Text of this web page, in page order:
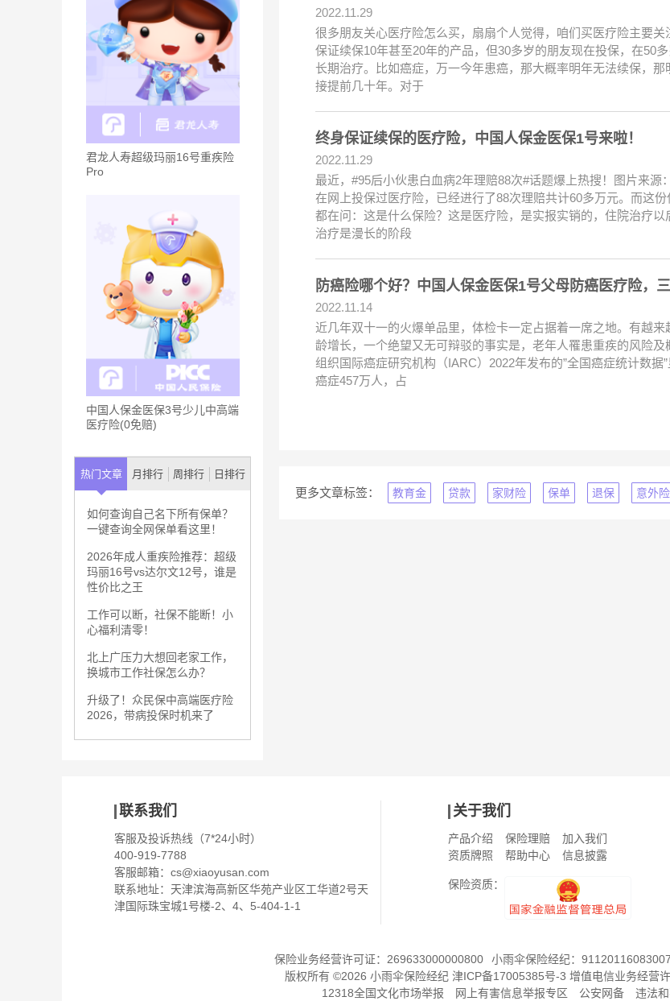
君龙人寿超级玛丽16号重疾险
Pro
中国人保金医保3号少儿中高端
医疗险(0免赔)
热门文章 月排行 周排行 日排行
如何查询自己名下所有保单？
一键查询全网保单看这里！
2026年成人重疾险推荐：超级
玛丽16号vs达尔文12号，谁是
性价比之王
工作可以断，社保不能断！小
心福利清零！
北上广压力大想回老家工作，
换城市工作社保怎么办？
升级了！众民保中高端医疗险
2026，带病投保时机来了
2022.11.29
很多朋友关心医疗险怎么买，扇扇个人觉得，咱们买医疗险主要
保证续保10年甚至20年的产品，但30多岁的朋友现在投保，在50
长期治疗。比如癌症，万一今年患癌，那大概率明年无法续保，
接提前几十年。对于
终身保证续保的医疗险，中国人保金医保1号来啦！
2022.11.29
最近，#95后小伙患白血病2年理赔88次#话题爆上热搜！图片来
在网上投保过医疗险，已经进行了88次理赔共计60多万元。而这
都在问：这是什么保险？这是医疗险，是实报实销的，住院治疗
治疗是漫长的阶段
防癌险哪个好？中国人保金医保1号父母防癌医疗险，三
2022.11.14
近几年双十一的火爆单品里，体检卡一定占据着一席之地。有越
龄增长，一个绝望又无可辩驳的事实是，老年人罹患重疾的风险
组织国际癌症研究机构（IARC）2022年发布的”全国癌症统计数
癌症457万人，占
更多文章标签： 教育金 贷款 家财险 保单 退保 意外险
联系我们
客服及投诉热线（7*24小时）
400-919-7788
客服邮箱： cs@xiaoyusan.com
联系地址：天津滨海高新区华苑产业区工华道2号天
津国际珠宝城1号楼-2、4、5-404-1-1
关于我们
产品介绍 保险理赔
加入我们
资质牌照
帮助中心 信息披露
保险资质：
保险业务经营许可证：269633000000800 小雨伞保险经纪：
版权所有 ©2026 小雨伞保险经纪 津ICP备17005385号-3 增值电信业务经营许
12318全国文化市场举报
网上有害信息举报专区 公安网备 违法